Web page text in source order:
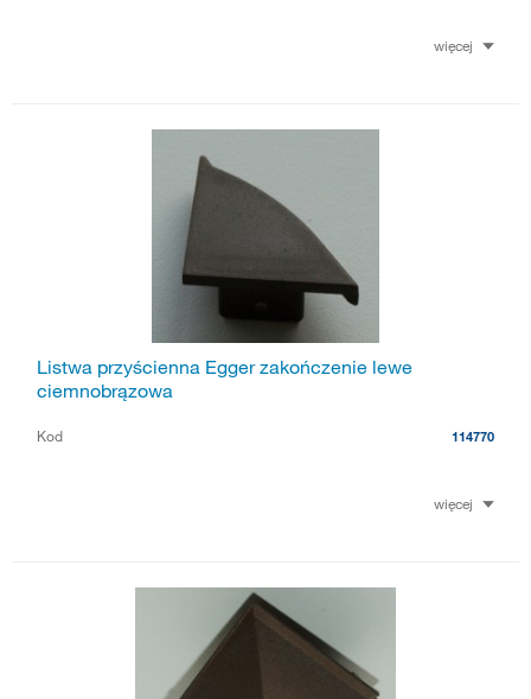
więcej
Listwa przyścienna Egger zakończenie lewe
ciemnobrązowa
Kod 114770
więcej